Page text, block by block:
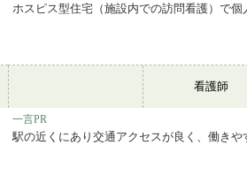
ホスピス型住宅（施設内での訪問看護）で個
看護師
一言PR
駅の近くにあり交通アクセスが良く、働きや